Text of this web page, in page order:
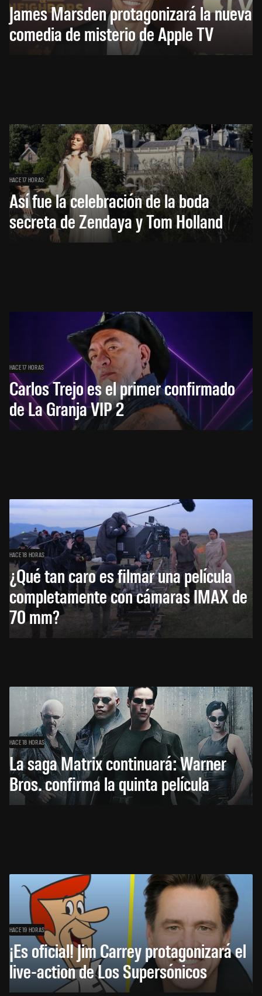
James Marsden protagonizará la nueva
comedia de misterio de Apple TV
HACE 17 HORAS
Así fue la celebración de la boda
secreta de Zendaya y Tom Holland
HACE 17 HORAS
Carlos Trejo es el primer confirmado
de La Granja VIP 2
HACE 18 HORAS
¿Qué tan caro es filmar una película
completamente con cámaras IMAX de
70 mm?
HACE 18 HORAS
La saga Matrix continuará: Warner
Bros. confirma la quinta película
HACE 19 HORAS
¡Es oficial! Jim Carrey protagonizará el
live-action de Los Supersónicos